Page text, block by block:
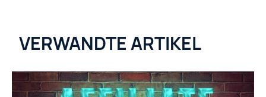
VERWANDTE ARTIKEL